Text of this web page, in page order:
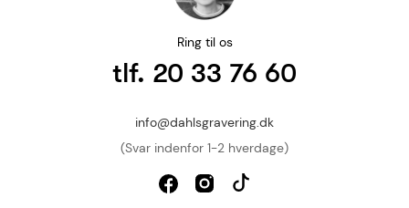
Ring til os
tlf. 20 33 76 60
info@dahlsgravering.dk
(Svar indenfor 1-2 hverdage)